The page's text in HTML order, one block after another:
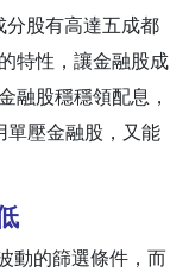
分股有高達五成都
特性，讓金融股成
融股穩穩領配息，
壓金融股，又能
動的篩選條件，而